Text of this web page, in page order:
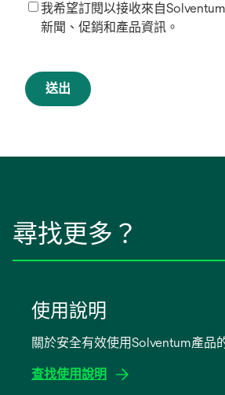
我希望訂閱以接收來自
新聞、促銷和產品資訊。
送出
尋找更多？
使用說明
關於安全有效使用Solventum產品
查找使用說明